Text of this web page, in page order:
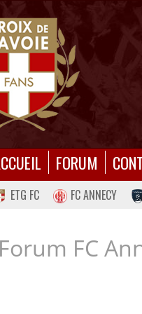
FORUM
ETG FC FC ANNECY
Forum FC